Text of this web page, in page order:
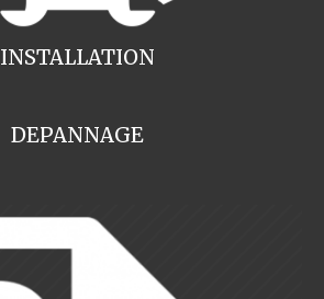
INSTALLATION
DEPANNAGE